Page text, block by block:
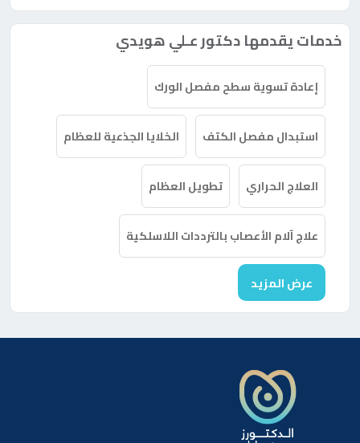
خدمات يقدمها دكتور عـلي هويدي
إعادة تسوية سطح مفصل الورك
استبدال مفصل الكتف الخلايا الجذعية للعظام
العلاج الحراري تطويل العظام
علاج آلام الأعصاب بالترددات اللاسلكية
عرض المزيد